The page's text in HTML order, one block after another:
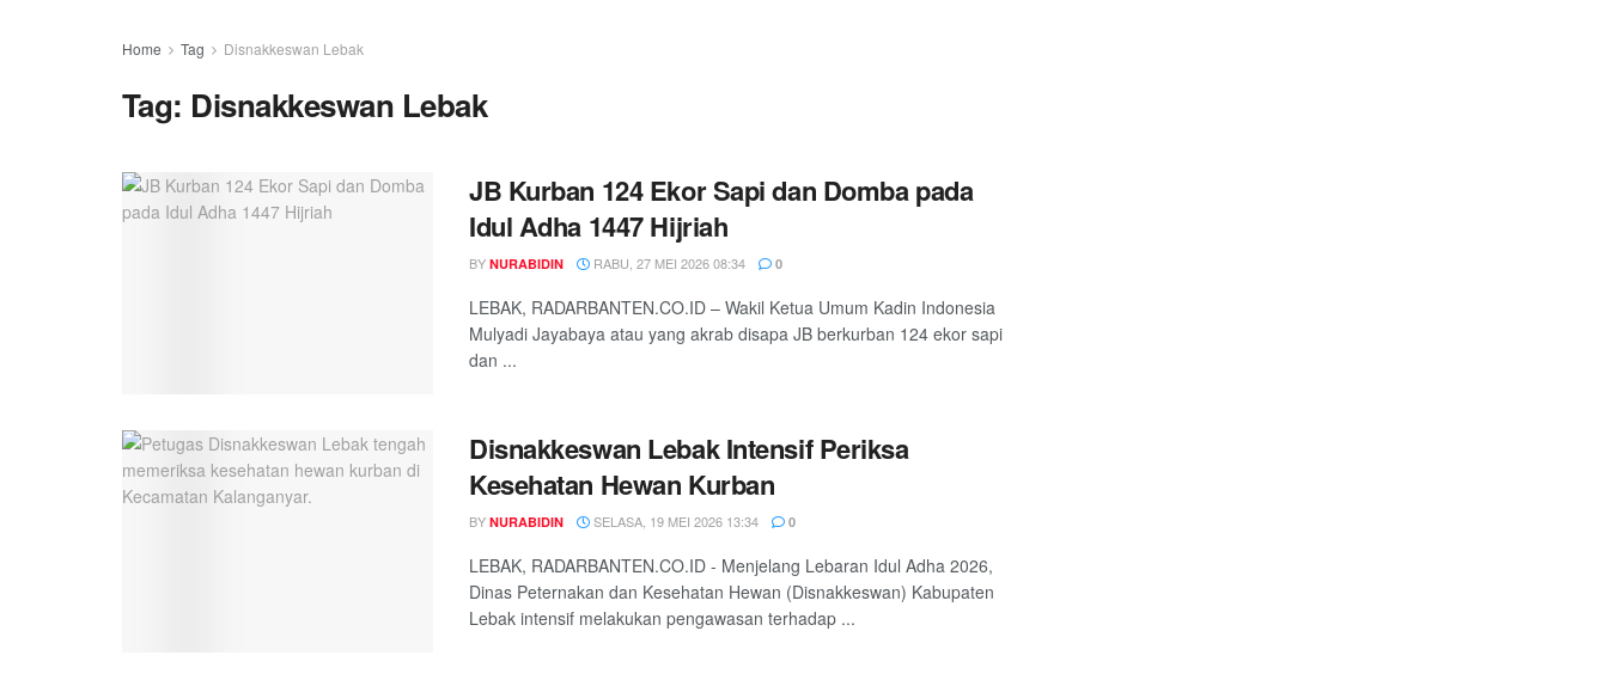
Home Tag Disnakkeswan Lebak
Tag: Disnakkeswan Lebak
JB Kurban 124 Ekor Sapi dan Domba pada
Idul Adha 1447 Hijriah
BY NURABIDIN RABU, 27 MEI 2026 08:34 0
LEBAK, RADARBANTEN.CO.ID – Wakil Ketua Umum Kadin Indonesia
Mulyadi Jayabaya atau yang akrab disapa JB berkurban 124 ekor sapi
dan ...
Disnakkeswan Lebak Intensif Periksa
Kesehatan Hewan Kurban
BY NURABIDIN SELASA, 19 MEI 2026 13:34 0
LEBAK, RADARBANTEN.CO.ID - Menjelang Lebaran Idul Adha 2026,
Dinas Peternakan dan Kesehatan Hewan (Disnakkeswan) Kabupaten
Lebak intensif melakukan pengawasan terhadap ...